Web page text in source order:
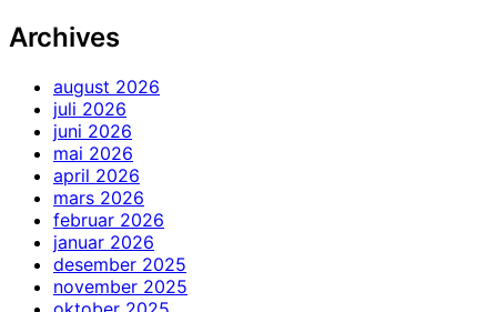
Archives
august 2026
juli 2026
juni 2026
mai 2026
april 2026
mars 2026
februar 2026
januar 2026
desember 2025
november 2025